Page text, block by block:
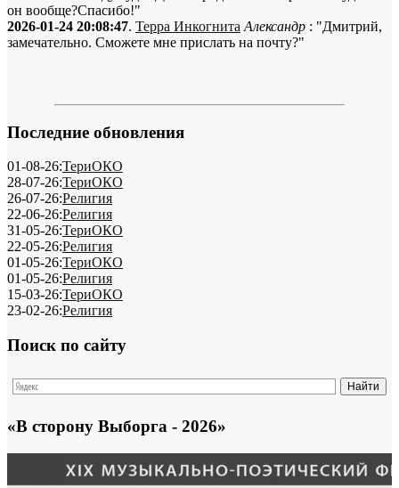
он вообще?Спасибо!"
2026-01-24 20:08:47. Терра Инкогнита Александр : "Дмитрий,
замечательно. Сможете мне прислать на почту?"
Последние обновления
01-08-26:ТериОКО
28-07-26:ТериОКО
26-07-26:Религия
22-06-26:Религия
31-05-26:ТериОКО
22-05-26:Религия
01-05-26:ТериОКО
01-05-26:Религия
15-03-26:ТериОКО
23-02-26:Религия
Поиск по сайту
«В сторону Выборга - 2026»